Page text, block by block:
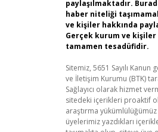
paylaşılmaktadır.
haber niteliği
ve kişiler hakkında
Gerçek kurum ve
tamamen tesadüfidir.
Sitemiz, 5651 Sayılı
ve İletişim Kurumu (BTK)
Sağlayıcı olarak hizmet
sitedeki içerikleri proaktif
araştırma
üyelerimiz yazdıkları